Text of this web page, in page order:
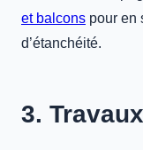
et balcons pour en
d’étanchéité.
3.